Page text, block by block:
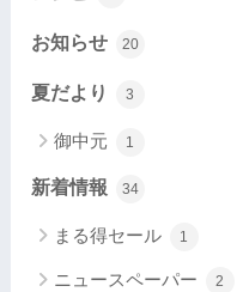
お知らせ 20
夏だより 3
御中元 1
新着情報 34
まる得セール 1
ニュースペーパー 2